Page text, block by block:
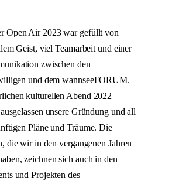
Open Air 2023 war gefüllt von
Geist, viel Teamarbeit und einer
zwischen den
und dem wannseeFORUM.
kulturellen Abend 2022
unsere Gründung und all
Pläne und Träume. Die
die wir in den vergangenen Jahren
zeichnen sich auch in den
und Projekten des